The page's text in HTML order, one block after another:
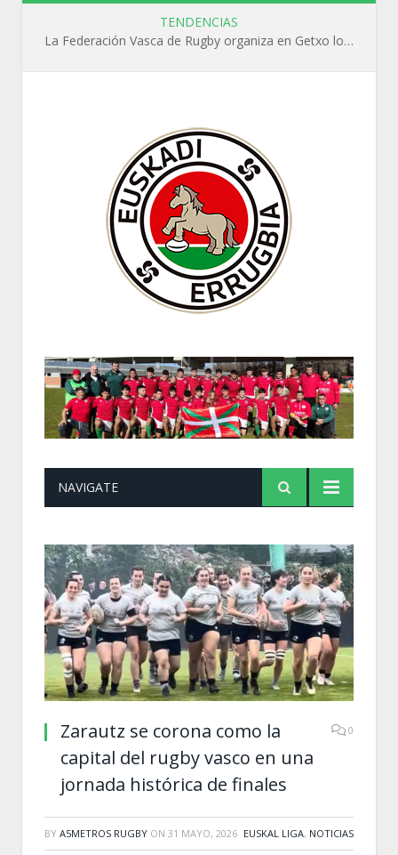
TENDENCIAS
La Federación Vasca de Rugby organiza en Getxo los cursos WR L1, WR L2 y N1 durante el mes de septiembre
NAVIGATE
Zarautz se corona como la
capital del rugby vasco en una
jornada histórica de finales
0
BY A5METROS RUGBY ON 31 MAYO, 2026 EUSKAL LIGA, NOTICIAS